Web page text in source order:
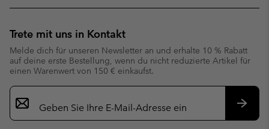
Trete mit uns in Kontakt
Melde dich für unseren Newsletter an und erhalte 10 % Rabatt
auf deine erste Bestellung, wenn du nicht reduzierte Artikel für
einen Warenwert von 150 € einkaufst.
Newsletter-
Anmeldung